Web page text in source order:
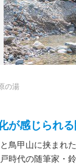
の湯
が感じられ
鳥甲山に挟まれ
時代の随筆家・